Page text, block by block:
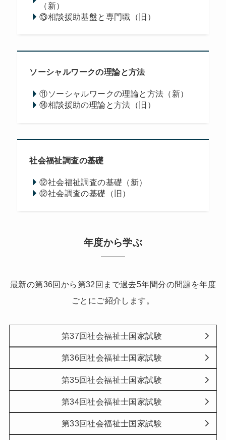
（新）
⑬相談援助基盤と専門職（旧）
ソーシャルワークの理論と方法
⑪ソーシャルワークの理論と方法（新）
⑭相談援助の理論と方法（旧）
社会福祉調査の基礎
⑫社会福祉調査の基礎（新）
⑫社会調査の基礎（旧）
年度から学ぶ
最新の第36回から第32回まで過去5年間分の問題を年度
ごとにご紹介します。
第37回社会福祉士国家試験
第36回社会福祉士国家試験
第35回社会福祉士国家試験
第34回社会福祉士国家試験
第33回社会福祉士国家試験